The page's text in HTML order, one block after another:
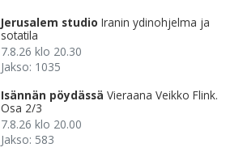
Jerusalem studio Iranin ydinohjelma ja
sotatila
7.8.26 klo 20.30
Jakso: 1035
Isännän pöydässä Vieraana Veikko Flink.
Osa 2/3
7.8.26 klo 20.00
Jakso: 583